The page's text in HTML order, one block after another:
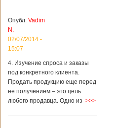
вещах, которые
больше всего
удивляют туристов
в Поднебесной.
в метрополитене В
Пекине или
Шанхае терактов
не было, да и весь
Китай в этом
считается
Опубл. Vadim
N.
02/07/2014 -
15:07
4. Изучение спроса и заказы
под конкретного клиента.
Продать продукцию еще перед
ее получением – это цель
любого продавца. Одно из >>>